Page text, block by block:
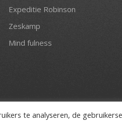
Expeditie Robinson
Zeskamp
Mind fulness
Bedrijfsuitjes Zandvoort
te analyseren, de